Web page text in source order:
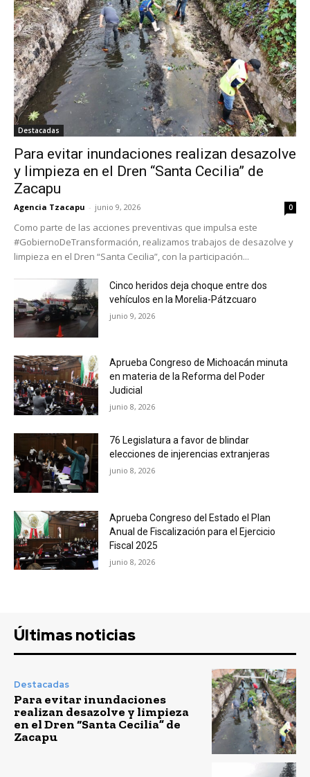
Destacadas
Para evitar inundaciones realizan desazolve
y limpieza en el Dren “Santa Cecilia” de
Zacapu
Agencia Tzacapu - junio 9, 2026 0
Como parte de las acciones preventivas que impulsa este
#GobiernoDeTransformación, realizamos trabajos de desazolve y
limpieza en el Dren “Santa Cecilia”, con la participación...
Cinco heridos deja choque entre dos
vehículos en la Morelia-Pátzcuaro
junio 9, 2026
Aprueba Congreso de Michoacán minuta
en materia de la Reforma del Poder
Judicial
junio 8, 2026
76 Legislatura a favor de blindar
elecciones de injerencias extranjeras
junio 8, 2026
Aprueba Congreso del Estado el Plan
Anual de Fiscalización para el Ejercicio
Fiscal 2025
junio 8, 2026
Últimas noticias
Destacadas
Para evitar inundaciones
realizan desazolve y limpieza
en el Dren “Santa Cecilia” de
Zacapu